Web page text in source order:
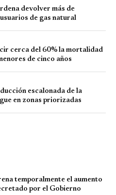
devolver más de
de gas natural
cerca del 60% la mortalidad
de cinco años
escalonada de la
en zonas priorizadas
temporalmente el aumento
por el Gobierno